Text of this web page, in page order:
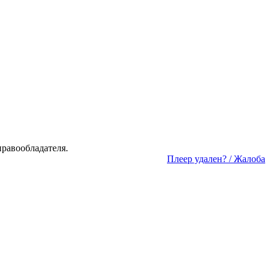
Пле­ер уда­лен? / Жа­ло­ба